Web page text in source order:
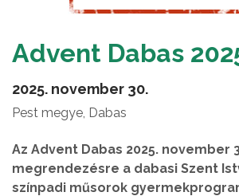
Advent Dabas
2025. november 30.
Pest megye, Dabas
Az Advent Dabas 2025. november
megrendezésre a dabasi Szent
színpadi műsorok